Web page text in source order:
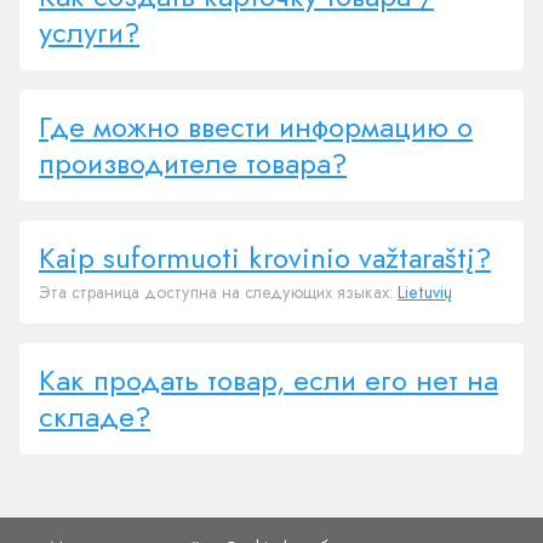
услуги?
Где можно ввести информацию о
производителе товара?
Kaip suformuoti krovinio važtaraštį?
Эта страница доступна на следующих языках: Lietuvių
Как продать товар, если его нет на
складе?